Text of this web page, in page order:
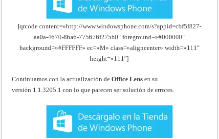
[qrcode content=»http://www.windowsphone.com/s?appid=cbf5f827-
aa0a-4670-8ba6-775676f275b0″ foreground=»#000000″
background=»#FFFFFF» ec=»M» class=»aligncenter» width=»111″
height=»111″]
Continuamos con la actualización deOffice Lens en su
versión 1.1.3205.1 con lo que parecen ser solución de errores.